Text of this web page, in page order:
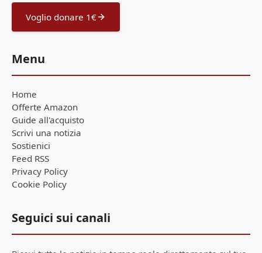
Voglio donare 1€
Menu
Home
Offerte Amazon
Guide all'acquisto
Scrivi una notizia
Sostienici
Feed RSS
Privacy Policy
Cookie Policy
Seguici sui canali